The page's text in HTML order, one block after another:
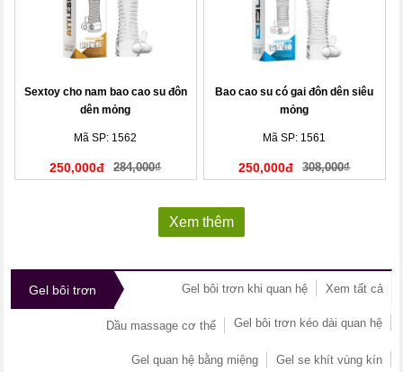
Sextoy cho nam bao cao su đôn
dên mỏng
Mã SP: 1562
250,000đ 284,000₫
Bao cao su có gai đôn dên siêu
mỏng
Mã SP: 1561
250,000đ 308,000₫
Xem thêm
Gel bôi trơn Xem tất cả
Gel bôi trơn khi quan hệ
Gel bôi trơn kéo dài quan hệ
Dầu massage cơ thể
Gel se khít vùng kín
Gel quan hệ bằng miệng